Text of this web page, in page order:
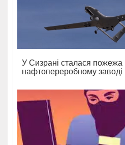
У Сизрані сталася пожежа
нафтопереробному заводі